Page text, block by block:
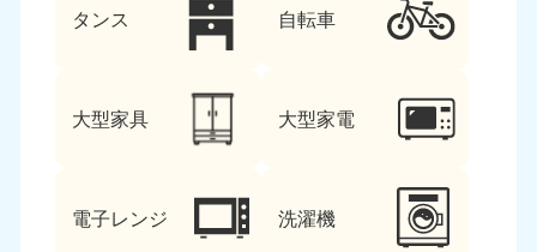
タンス 自転車
大型家具 大型家電
電子レンジ 洗濯機